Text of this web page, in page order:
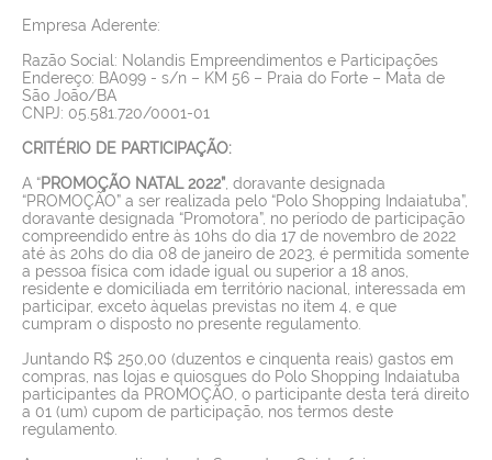
Empresa Aderente:
Razão Social: Nolandis Empreendimentos e Participações
Endereço: BA099 - s/n – KM 56 – Praia do Forte – Mata de
São João/BA
CNPJ: 05.581.720/0001-01
CRITÉRIO DE PARTICIPAÇÃO:
A “PROMOÇÃO NATAL 2022” , doravante designada
“PROMOÇÃO” a ser realizada pelo “Polo Shopping Indaiatuba”,
doravante designada “Promotora”, no período de participação
compreendido entre às 10hs do dia 17 de novembro de 2022
até às 20hs do dia 08 de janeiro de 2023, é permitida somente
a pessoa física com idade igual ou superior a 18 anos,
residente e domiciliada em território nacional, interessada em
participar, exceto àquelas previstas no item 4, e que
cumpram o disposto no presente regulamento.
Juntando R$ 250,00 (duzentos e cinquenta reais) gastos em
compras, nas lojas e quiosques do Polo Shopping Indaiatuba
participantes da PROMOÇÃO, o participante desta terá direito
a 01 (um) cupom de participação, nos termos deste
regulamento.